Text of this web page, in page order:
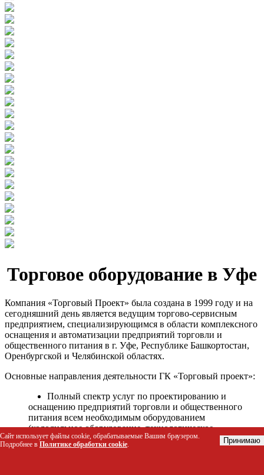
Торговое оборудование в Уфе
Компания «Торговый Проект» была создана в 1999 году и на
сегодняшний день является ведущим торгово-сервисным
предприятием, специализирующимся в области комплексного
оснащения и автоматизации предприятий торговли и
общественного питания в г. Уфе, Республике Башкортостан,
Оренбургской и Челябинской областях.
Основные направления деятельности ГК «Торговый проект»:
Полный спектр услуг по проектированию и
оснащению предприятий торговли и общественного
питания всем необходимым оборудованием
(холодильное оборудование, технологическое
оборудование, стеллажное оборудование и т.д.);
Автоматизация торговых процессов и внедрения
Сайт использует файлы cookie, обрабатываемые Вашим браузером.
Подробнее в Политике обработки cookie. Принимаю